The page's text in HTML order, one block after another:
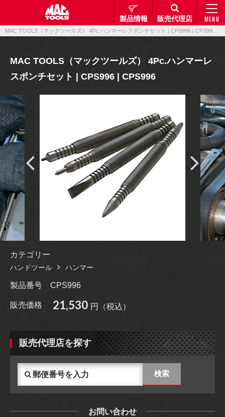
MENU
製品情報 販売代理店
MAC TOOLS（マックツールズ） 4Pc.ハンマーレ
スポンチセット | CPS996 | CPS996
カテゴリー
ハンドツール ハンマー
製品番号 CPS996
販売価格 21,530 円（税込）
販売代理店を探す
お問い合わせ